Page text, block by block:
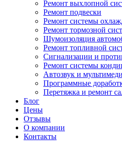
Ремонт выхлопной
Ремонт подвески
Ремонт системы
Ремонт тормозной
Шумоизоляция
Ремонт топливной
Сигнализации и
Ремонт системы
Автозвук и
Программные
Перетяжка и ремонт
Блог
Цены
Отзывы
О компании
Контакты